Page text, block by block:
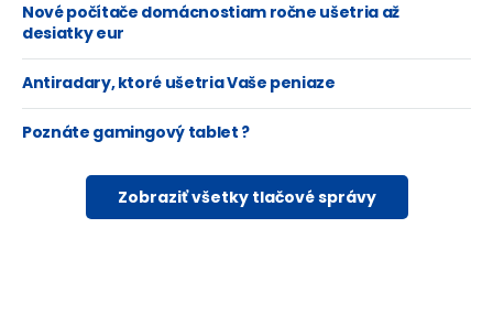
Nové počítače domácnostiam ročne ušetria až
desiatky eur
Antiradary, ktoré ušetria Vaše peniaze
Poznáte gamingový tablet ?
Zobraziť všetky tlačové správy